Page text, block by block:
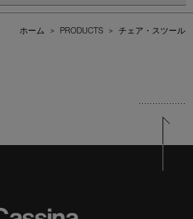
ホーム > PRODUCTS > チェア・スツール